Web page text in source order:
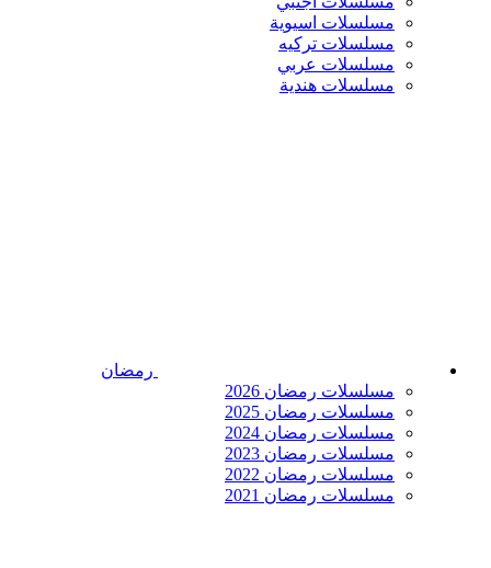
مسلسلات اسيوية
مسلسلات تركيه
مسلسلات عربي
مسلسلات هندية
رمضان
مسلسلات رمضان 2026
مسلسلات رمضان 2025
مسلسلات رمضان 2024
مسلسلات رمضان 2023
مسلسلات رمضان 2022
مسلسلات رمضان 2021